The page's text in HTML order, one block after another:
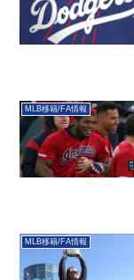
MLB移籍/FA情報
MLB移籍/FA情報